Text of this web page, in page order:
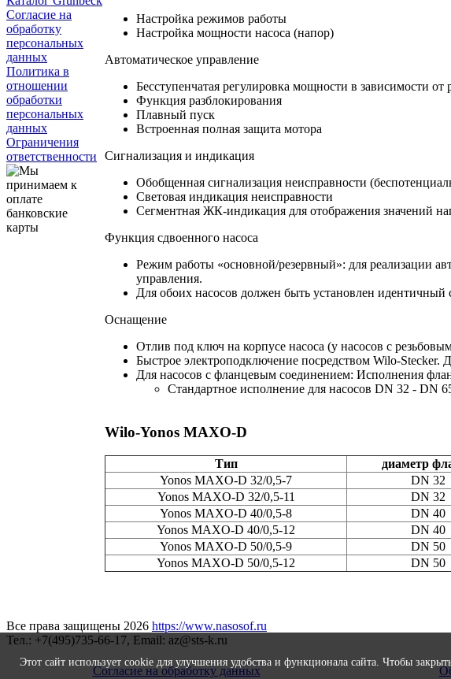
Согласие на
обработку
персональных
данных
Политика в
отношении
обработки
персональных
данных
Ограничения
ответственности
Настройка режимов работы
Настройка мощности насоса (напор)
Автоматическое управление
Бесступенчатая регулировка мощности в зависимости
Функция разблокирования
Плавный пуск
Встроенная полная защита мотора
Сигнализация и индикация
Обобщенная сигнализация неисправности
Световая индикация неисправности
Сегментная ЖК-индикация для отображения значений
Функция сдвоенного насоса
Режим работы «основной/резервный»: для реализации
управления.
Для обоих насосов должен быть установлен идентичный
Оснащение
Отлив под ключ на корпусе насоса (у насосов с
Быстрое электроподключение посредством Wilo-
Для насосов с фланцевым соединением: Исполнения
Стандартное исполнение для насосов DN 32 - DN
Wilo-Yonos MAXO-D
Тип диаметр
Yonos MAXO-D 32/0,5-7
DN 32
Yonos MAXO-D 32/0,5-11
DN 32
Yonos MAXO-D 40/0,5-8
DN 40
Yonos MAXO-D 40/0,5-12
DN 40
Yonos MAXO-D 50/0,5-9
DN 50
Yonos MAXO-D 50/0,5-12
DN 50
Все права защищены 2026 https://www.nasosof.ru
Тел.: +7(495)735-66-17, Email: az@sts-k.ru
Согласие на обработку данных
Этот сайт использует cookie для улучшения удобства и функционала сайта. Чтобы